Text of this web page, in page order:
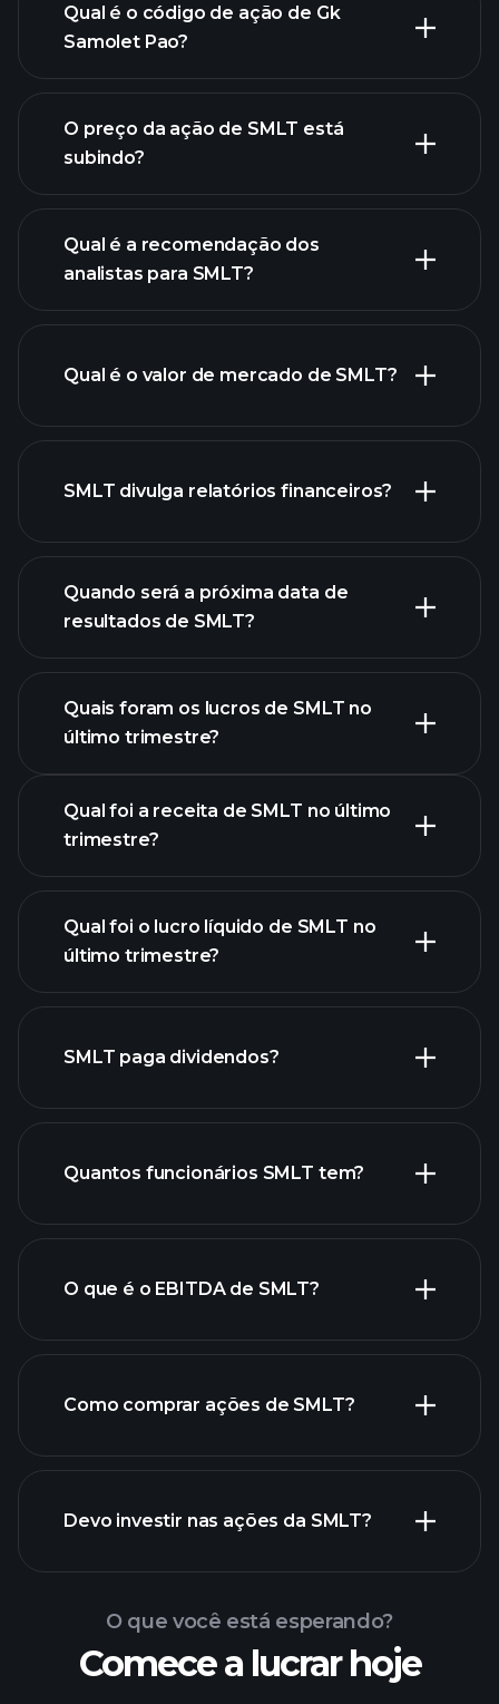
gráfico
avançado
Qual é o código de ação de Gk
Samolet Pao?
O preço da ação de SMLT está
subindo?
de SMLT.
Qual é a recomendação dos
analistas para SMLT?
Qual é o valor de mercado de SMLT?
lista de ações
SMLT divulga relatórios financeiros?
finanças
de SMLT
Quando será a próxima data de
resultados de SMLT?
Quais foram os lucros de SMLT no
último trimestre?
lucros de SMLT
Qual foi a receita de SMLT no último
trimestre?
relatórios financeiros de
Qual foi o lucro líquido de SMLT no
último trimestre?
SMLT
SMLT paga dividendos?
ações de alto dividendo
Quantos funcionários SMLT tem?
O que é o EBITDA de SMLT?
financeiros de SMLT
Como comprar ações de SMLT?
Devo investir nas ações da SMLT?
O que você está esperando?
Comece a lucrar hoje